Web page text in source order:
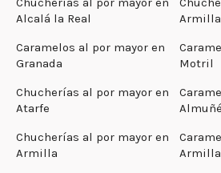
Alcalá la Real
Armilla
Caramelos al por mayor en
Granada
Motril
Chucherías al por mayor en
Atarfe
Chucherías al por mayor en
Armilla
Armilla